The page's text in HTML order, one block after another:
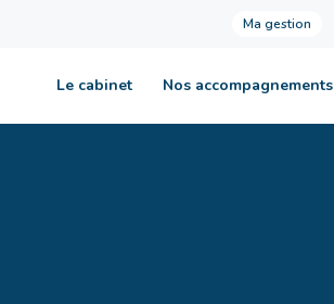
Ma gestion
Le cabinet Nos accompagnements